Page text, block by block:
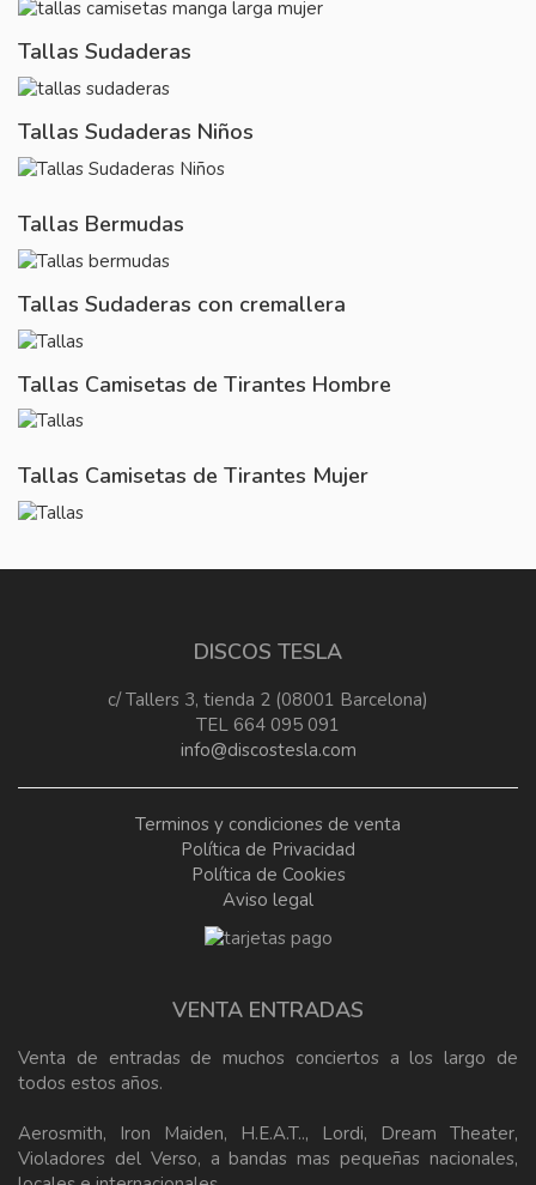
Tallas Sudaderas
Tallas Sudaderas Niños
Tallas Bermudas
Tallas Sudaderas con cremallera
Tallas Camisetas de Tirantes Hombre
Tallas Camisetas de Tirantes Mujer
DISCOS TESLA
c/ Tallers 3, tienda 2 (08001 Barcelona)
TEL 664 095 091
info@discostesla.com
Terminos y condiciones de venta
Política de Privacidad
Política de Cookies
Aviso legal
VENTA ENTRADAS
Venta de entradas de muchos conciertos a los largo de
todos estos años.
Aerosmith, Iron Maiden, H.E.A.T.., Lordi, Dream Theater,
Violadores del Verso, a bandas mas pequeñas nacionales,